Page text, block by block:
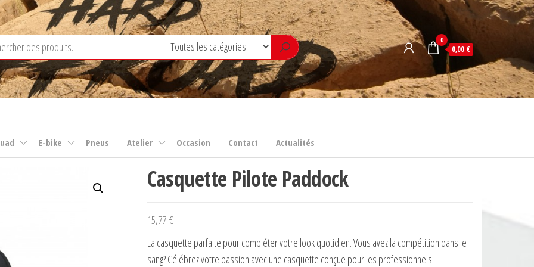
0
0,00 €
E-bike Pneus Atelier Occasion Contact Actualités
Casquette Pilote Paddock
15,77 €
La casquette parfaite pour compléter votre look quotidien. Vous avez la compétition dans le
sang? Célébrez votre passion avec une casquette conçue pour les professionnels.